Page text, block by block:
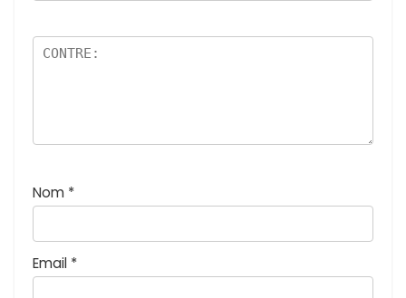
Nom *
Email *